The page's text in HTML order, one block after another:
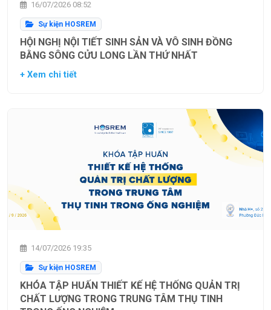
16/07/2026 08:52
Sự kiện HOSREM
HỘI NGHỊ NỘI TIẾT SINH SẢN VÀ VÔ SINH ĐỒNG
BẰNG SÔNG CỬU LONG LẦN THỨ NHẤT
+ Xem chi tiết
14/07/2026 19:35
Sự kiện HOSREM
KHÓA TẬP HUẤN THIẾT KẾ HỆ THỐNG QUẢN TRỊ
CHẤT LƯỢNG TRONG TRUNG TÂM THỤ TINH